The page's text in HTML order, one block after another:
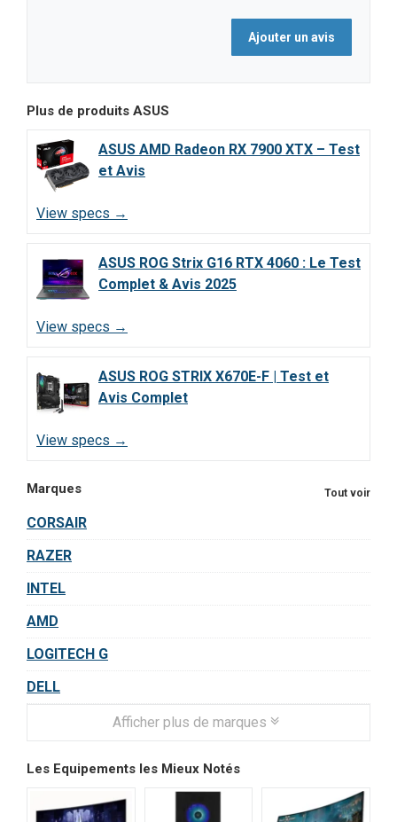
Plus de produits ASUS
ASUS AMD Radeon RX 7900 XTX – Test
et Avis
View specs →
ASUS ROG Strix G16 RTX 4060 : Le Test
Complet & Avis 2025
View specs →
ASUS ROG STRIX X670E-F | Test et
Avis Complet
View specs →
Marques Tout voir
CORSAIR
RAZER
INTEL
AMD
LOGITECH G
DELL
Afficher plus de marques
Les Equipements les Mieux Notés